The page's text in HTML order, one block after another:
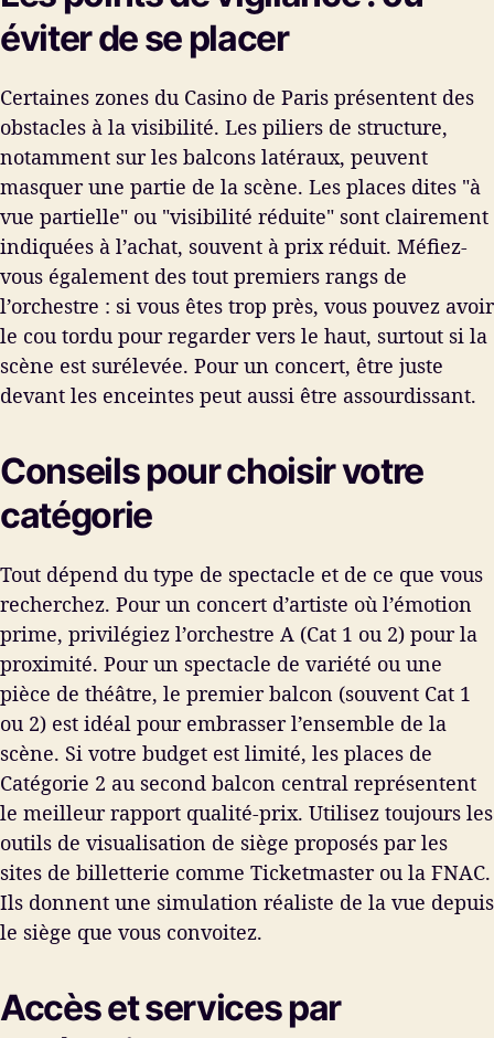
éviter de se placer
Certaines zones du Casino de Paris présentent des
obstacles à la visibilité. Les piliers de structure,
notamment sur les balcons latéraux, peuvent
masquer une partie de la scène. Les places dites "à
vue partielle" ou "visibilité réduite" sont clairement
indiquées à l’achat, souvent à prix réduit. Méfiez-
vous également des tout premiers rangs de
l’orchestre : si vous êtes trop près, vous pouvez avoir
le cou tordu pour regarder vers le haut, surtout si la
scène est surélevée. Pour un concert, être juste
devant les enceintes peut aussi être assourdissant.
Conseils pour choisir votre
catégorie
Tout dépend du type de spectacle et de ce que vous
recherchez. Pour un concert d’artiste où l’émotion
prime, privilégiez l’orchestre A (Cat 1 ou 2) pour la
proximité. Pour un spectacle de variété ou une
pièce de théâtre, le premier balcon (souvent Cat 1
ou 2) est idéal pour embrasser l’ensemble de la
scène. Si votre budget est limité, les places de
Catégorie 2 au second balcon central représentent
le meilleur rapport qualité-prix. Utilisez toujours les
outils de visualisation de siège proposés par les
sites de billetterie comme Ticketmaster ou la FNAC.
Ils donnent une simulation réaliste de la vue depuis
le siège que vous convoitez.
Accès et services par